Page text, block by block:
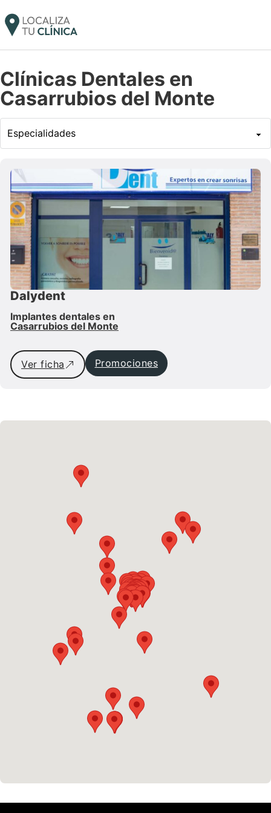
Clínicas Dentales en
Casarrubios del Monte
Dalydent
Implantes dentales en
Casarrubios del Monte
Ver ficha Promociones